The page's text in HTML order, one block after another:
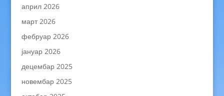
април 2026
март 2026
фебруар 2026
јануар 2026
децембар 2025
новембар 2025